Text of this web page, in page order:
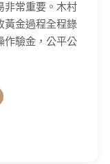
非常重要。木村
黃金過程全程錄
作驗金，公平公